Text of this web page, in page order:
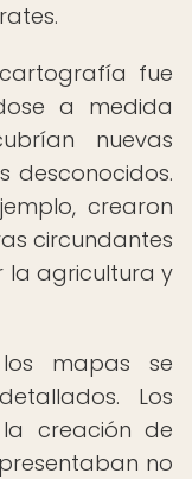
fue
a medida
nuevas
desconocidos.
crearon
circundantes
la agricultura y
mapas se
Los
creación de
no